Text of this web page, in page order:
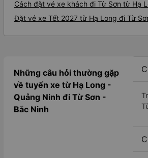
Cách đặt vé xe khách đi Từ Sơn từ Hạ
Đặt vé xe Tết 2027 từ Hạ Long đi Từ
Những câu hỏi thường gặp
về tuyến xe từ Hạ Long -
Quảng Ninh đi Từ Sơn -
Bắc Ninh